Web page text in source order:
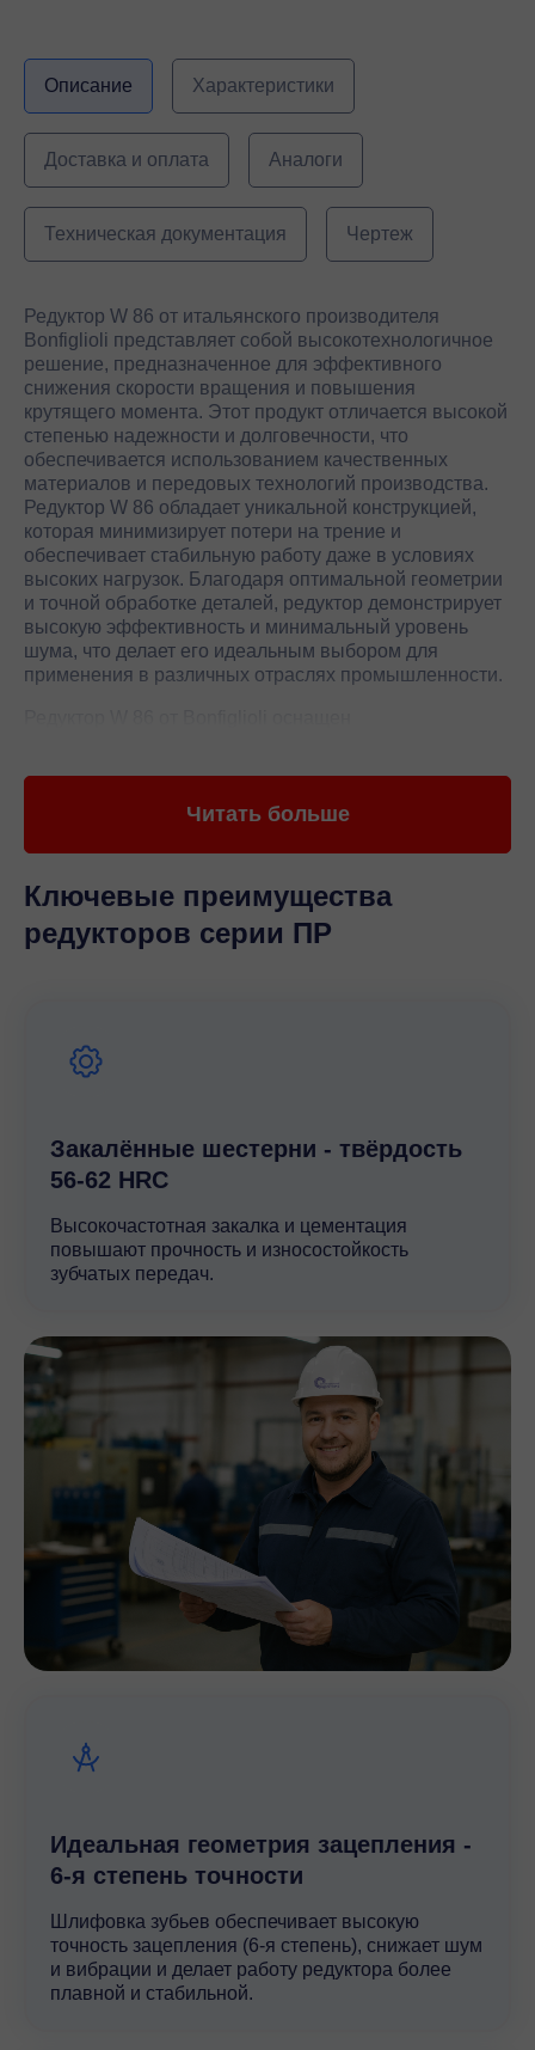
Описание Характеристики
Доставка и оплата Аналоги
Техническая документация Чертеж
Редуктор W 86 от итальянского производителя
Bonfiglioli представляет собой высокотехнологичное
решение, предназначенное для эффективного
снижения скорости вращения и повышения
крутящего момента. Этот продукт отличается высокой
степенью надежности и долговечности, что
обеспечивается использованием качественных
материалов и передовых технологий производства.
Редуктор W 86 обладает уникальной конструкцией,
которая минимизирует потери на трение и
обеспечивает стабильную работу даже в условиях
высоких нагрузок. Благодаря оптимальной геометрии
и точной обработке деталей, редуктор демонстрирует
высокую эффективность и минимальный уровень
шума, что делает его идеальным выбором для
применения в различных отраслях промышленности.
современных смазочных материалов и систем
степень защиты от пыли и влаги позволяет
использовать редуктор в агрессивных средах, что
особенно важно для промышленных предприятий.
незаменимым инструментом для повышения
эффективности и надежности производственных
Читать больше
Ключевые преимущества
редукторов серии ПР
Закалённые шестерни - твёрдость
56-62 HRC
Высокочастотная закалка и цементация
повышают прочность и износостойкость
зубчатых передач.
Идеальная геометрия зацепления -
6-я степень точности
Шлифовка зубьев обеспечивает высокую
точность зацепления (6-я степень), снижает шум
и вибрации и делает работу редуктора более
плавной и стабильной.